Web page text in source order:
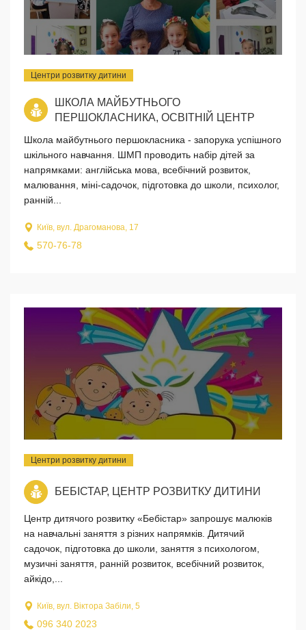
Центри розвитку дитини
ШКОЛА МАЙБУТНЬОГО
ПЕРШОКЛАСНИКА, ОСВІТНІЙ ЦЕНТР
Школа майбутнього першокласника - запорука успішного
шкільного навчання. ШМП проводить набір дітей за
напрямками: англійська мова, всебічний розвиток,
малювання, міні-садочок, підготовка до школи, психолог,
ранній...
Київ, вул. Драгоманова, 17
570-76-78
Центри розвитку дитини
БЕБІСТАР, ЦЕНТР РОЗВИТКУ ДИТИНИ
Центр дитячого розвитку «Бебістар» запрошує малюків
на навчальні заняття з різних напрямків. Дитячий
садочок, підготовка до школи, заняття з психологом,
музичні заняття, ранній розвиток, всебічний розвиток,
айкідо,...
Київ, вул. Віктора Забіли, 5
096 340 2023